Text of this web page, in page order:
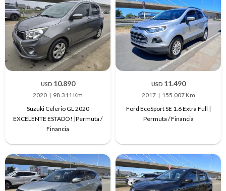
USD 10.890
2020
98.311 Km
Suzuki Celerio GL 2020
EXCELENTE ESTADO! |Permuta /
Financia
USD 11.490
2017
155.007 Km
Ford EcoSport SE 1.6 Extra Full |
Permuta / Financia